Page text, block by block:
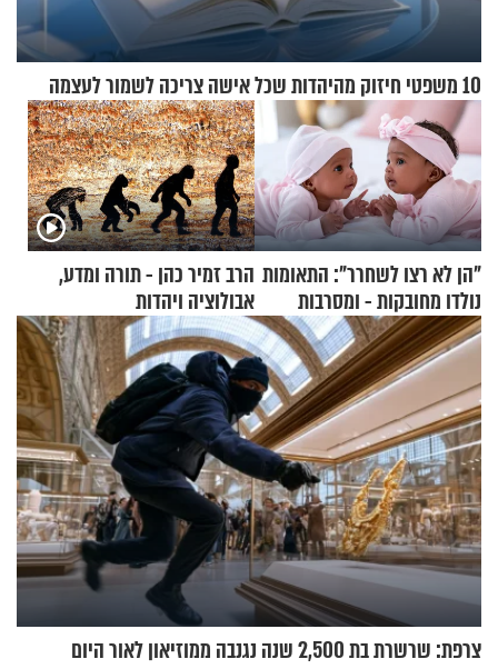
10 משפטי חיזוק מהיהדות שכל אישה צריכה לשמור לעצמה
"הן לא רצו לשחרר": התאומות
נולדו מחובקות - ומסרבות
להיפרד
הרב זמיר כהן - תורה ומדע,
אבולוציה ויהדות
צרפת: שרשרת בת 2,500 שנה נגנבה ממוזיאון לאור היום